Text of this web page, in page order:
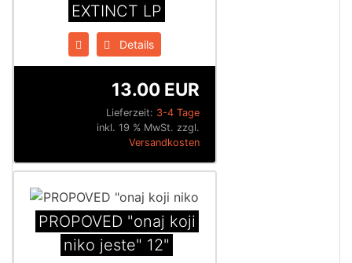
EXTINCT LP
Details
Lieferzeit: 3-4 Tage
13.00 EUR
inkl. 19 % MwSt. zzgl.
Versandkosten
PROPOVED "onaj koji
niko jeste" 12"